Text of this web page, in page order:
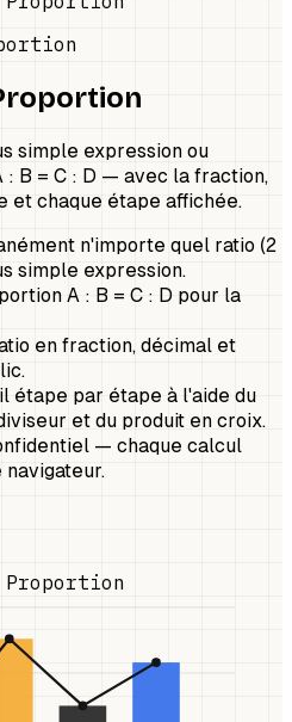
simple expression ou
B = C : D — avec la fraction,
et chaque étape affichée.
n'importe quel ratio (2
simple expression.
A : B = C : D pour la
en fraction, décimal et
étape par étape à l'aide du
et du produit en croix.
— chaque calcul